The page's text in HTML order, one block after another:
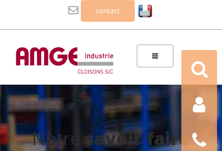
 contact
Notresavoir faire